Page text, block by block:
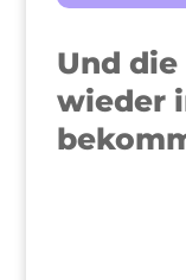
Und
wieder